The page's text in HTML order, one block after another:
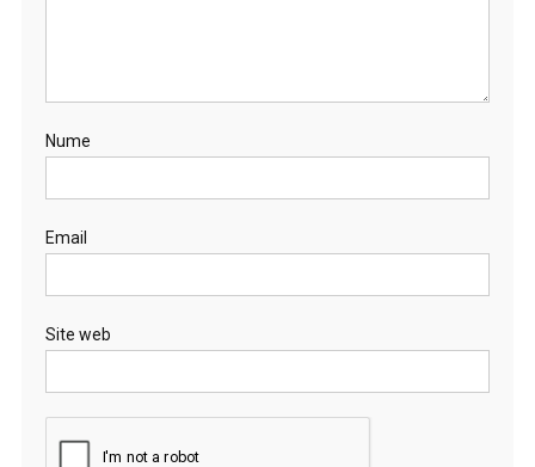
Nume
Email
Site web